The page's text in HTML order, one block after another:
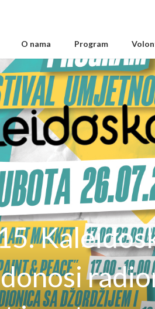
O nama Program